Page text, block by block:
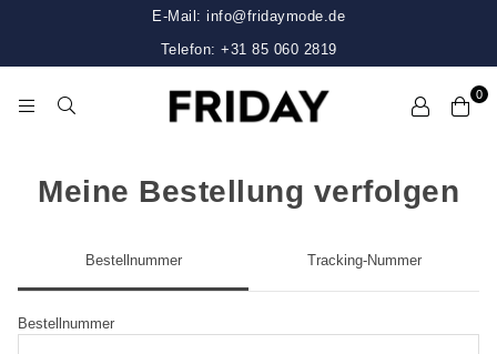
E-Mail: info@fridaymode.de
Telefon: +31 85 060 2819
0
Meine Bestellung verfolgen
Bestellnummer Tracking-Nummer
Bestellnummer